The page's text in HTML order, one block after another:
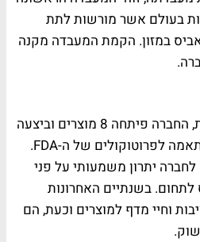
בעולם אשר מורשות לתת
במזון. הקמת המעבדה מקנה
במהלך השנתיים האחרונות, החברה פיתחה 8 מוצרים וביצעה
את כל תהליכי האישור והתאמה לפרוטוקולים של ה-FDA.
יתרון משמעותי על פני
בשנתיים האחרונות
וחיי מדף למוצרים וכעת, הם